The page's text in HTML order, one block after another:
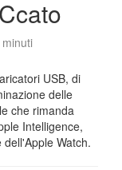
USB, di
delle
che rimanda
Intelligence,
Watch.